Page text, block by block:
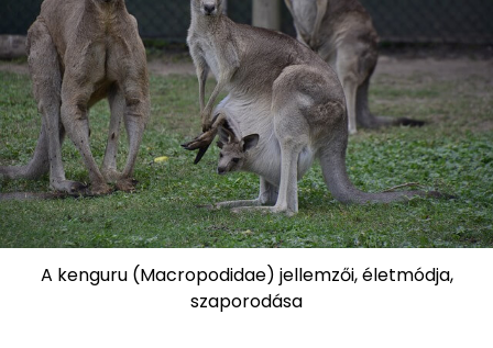
A kenguru (Macropodidae) jellemzői, életmódja,
szaporodása